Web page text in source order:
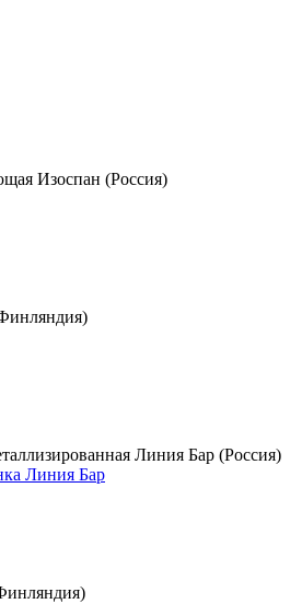
Изоспан (Россия)
Линия Бар (Россия)
Линия Бар